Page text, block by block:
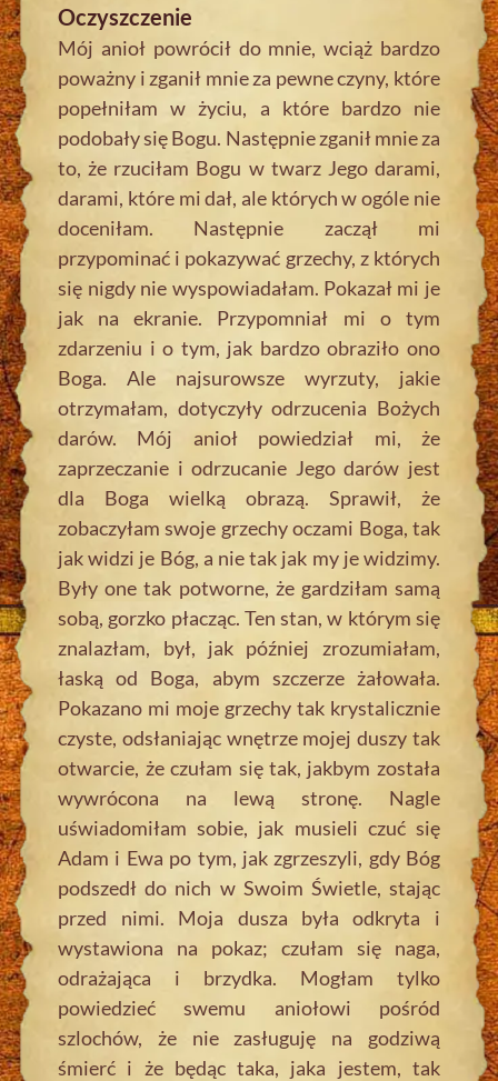
Oczyszczenie
Mój anioł powrócił do mnie, wciąż bardzo
poważny i zganił mnie za pewne czyny, które
popełniłam w życiu, a które bardzo nie
podobały się Bogu. Następnie zganił mnie za
to, że rzuciłam Bogu w twarz Jego darami,
darami, które mi dał, ale których w ogóle nie
doceniłam. Następnie zaczął mi
przypominać i pokazywać grzechy, z których
się nigdy nie wyspowiadałam. Pokazał mi je
jak na ekranie. Przypomniał mi o tym
zdarzeniu i o tym, jak bardzo obraziło ono
Boga. Ale najsurowsze wyrzuty, jakie
otrzymałam, dotyczyły odrzucenia Bożych
darów. Mój anioł powiedział mi, że
zaprzeczanie i odrzucanie Jego darów jest
dla Boga wielką obrazą. Sprawił, że
zobaczyłam swoje grzechy oczami Boga, tak
jak widzi je Bóg, a nie tak jak my je widzimy.
Były one tak potworne, że gardziłam samą
sobą, gorzko płacząc. Ten stan, w którym się
znalazłam, był, jak później zrozumiałam,
łaską od Boga, abym szczerze żałowała.
Pokazano mi moje grzechy tak krystalicznie
czyste, odsłaniając wnętrze mojej duszy tak
otwarcie, że czułam się tak, jakbym została
wywrócona na lewą stronę. Nagle
uświadomiłam sobie, jak musieli czuć się
Adam i Ewa po tym, jak zgrzeszyli, gdy Bóg
podszedł do nich w Swoim Świetle, stając
przed nimi. Moja dusza była odkryta i
wystawiona na pokaz; czułam się naga,
odrażająca i brzydka. Mogłam tylko
powiedzieć swemu aniołowi pośród
szlochów, że nie zasługuję na godziwą
śmierć i że będąc taka, jaka jestem, tak